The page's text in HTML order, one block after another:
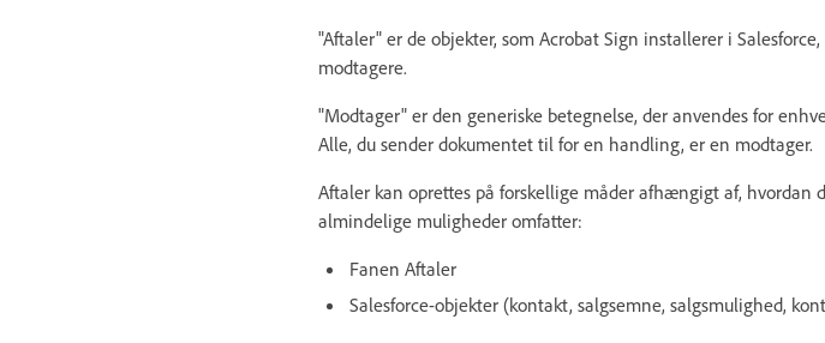
"Aftaler" er de objekter, som Acrobat Sign installerer i
modtagere.
"Modtager" er den generiske betegnelse, der anvendes for
Alle, du sender dokumentet til for en handling, er en modtager.
Aftaler kan oprettes på forskellige måder afhængigt af,
almindelige muligheder omfatter:
Fanen Aftaler
Salesforce-objekter (kontakt, salgsemne, salgsmulighed,